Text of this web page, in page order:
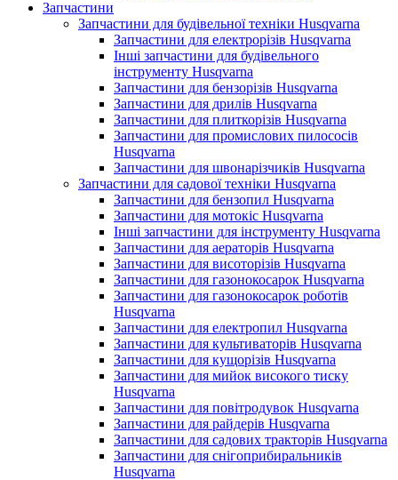
Запчастини
Запчастини для будівельної техніки Husqvarna
Запчастини для електрорізів Husqvarna
Інші запчастини для будівельного
інструменту Husqvarna
Запчастини для бензорізів Husqvarna
Запчастини для дрилів Husqvarna
Запчастини для плиткорізів Husqvarna
Запчастини для промислових пилососів
Husqvarna
Запчастини для швонарізчиків Husqvarna
Запчастини для садової техніки Husqvarna
Запчастини для бензопил Husqvarna
Запчастини для мотокіс Husqvarna
Інші запчастини для інструменту Husqvarna
Запчастини для аераторів Husqvarna
Запчастини для висоторізів Husqvarna
Запчастини для газонокосарок Husqvarna
Запчастини для газонокосарок роботів
Husqvarna
Запчастини для електропил Husqvarna
Запчастини для культиваторів Husqvarna
Запчастини для кущорізів Husqvarna
Запчастини для мийок високого тиску
Husqvarna
Запчастини для повітродувок Husqvarna
Запчастини для райдерів Husqvarna
Запчастини для садових тракторів Husqvarna
Запчастини для снігоприбиральників
Husqvarna